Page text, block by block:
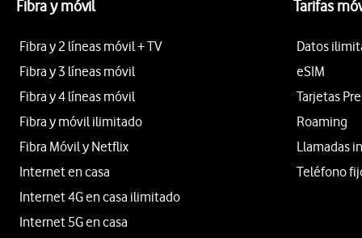
Fibra y móvil
Fibra y 2 líneas móvil + TV
Fibra y 3 líneas móvil
Fibra y 4 líneas móvil
Fibra y móvil ilimitado
Fibra Móvil y Netflix
Internet en casa
Internet 4G en casa ilimitado
Internet 5G en casa
Tarifas
Datos
eSIM
Tarjetas
Roaming
Llamadas
Teléfono